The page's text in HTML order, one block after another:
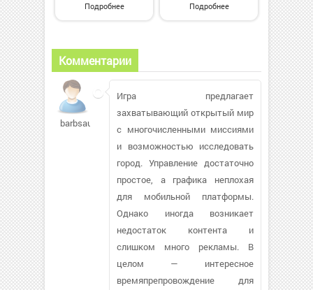
Подробнее Подробнее
Комментарии
barbsau623
Игра предлагает
захватывающий открытый мир
с многочисленными миссиями
и возможностью исследовать
город. Управление достаточно
простое, а графика неплохая
для мобильной платформы.
Однако иногда возникает
недостаток контента и
слишком много рекламы. В
целом — интересное
времяпрепровождение для